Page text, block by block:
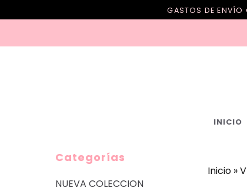
GASTOS DE
INICIO
Categorías
NUEVA COLECCION
Inicio »